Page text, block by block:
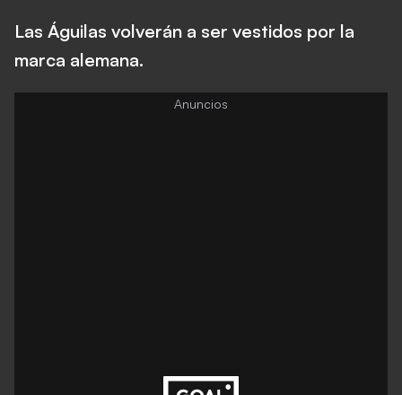
Las Águilas volverán a ser vestidos por la
marca alemana.